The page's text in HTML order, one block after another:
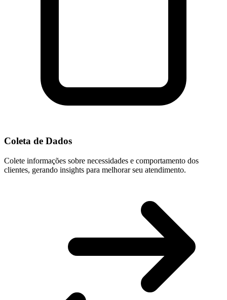
Coleta de Dados
Colete informações sobre necessidades e comportamento dos
clientes, gerando insights para melhorar seu atendimento.